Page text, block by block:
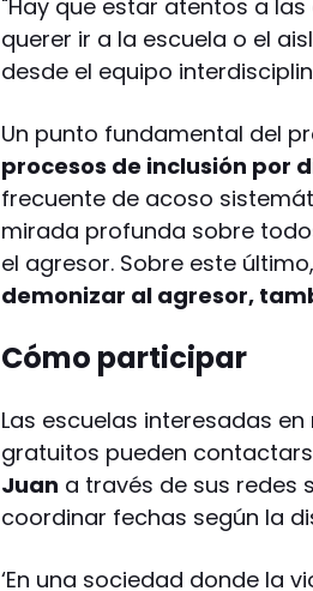
"Hay que estar atentos a
querer ir a la escuela o el
desde el equipo
Un punto fundamental del
procesos de inclusión por
frecuente de acoso
mirada profunda sobre
el agresor. Sobre este
demonizar al agresor,
Cómo participar
Las escuelas interesadas
gratuitos pueden
Juan a través de sus redes
coordinar fechas según la
‘En una sociedad donde la